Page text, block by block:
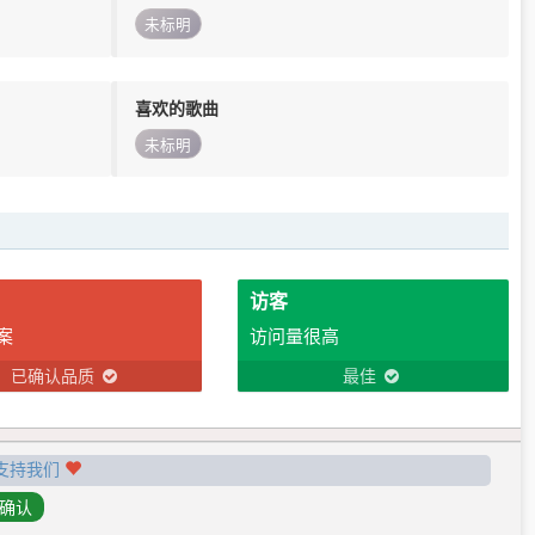
未标明
喜欢的歌曲
未标明
已确认品质
访客
访问量很高
最佳
持我们